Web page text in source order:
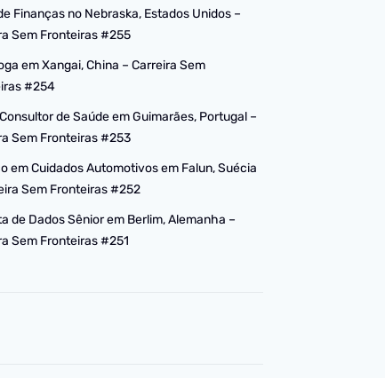
Finanças no Nebraska, Estados Unidos –
Sem Fronteiras #255
em Xangai, China – Carreira Sem
#254
Consultor de Saúde em Guimarães, Portugal –
Sem Fronteiras #253
em Cuidados Automotivos em Falun, Suécia
Sem Fronteiras #252
de Dados Sênior em Berlim, Alemanha –
Sem Fronteiras #251